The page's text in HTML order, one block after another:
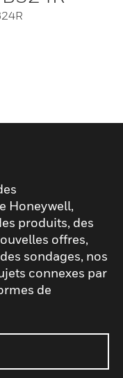
Honeywell,
produits, des
offres,
sondages, nos
connexes par
de